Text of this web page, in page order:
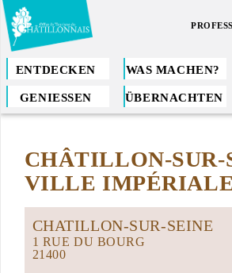
Direkt
zum
Inhalt
ENTDECKEN WAS MACHEN?
GENIESSEN ÜBERNACHTEN
Sie
hierCHÂTILLON-SUR-
VILLE
CHATILLON-SUR-SEINE
1 RUE DU BOURG
21400